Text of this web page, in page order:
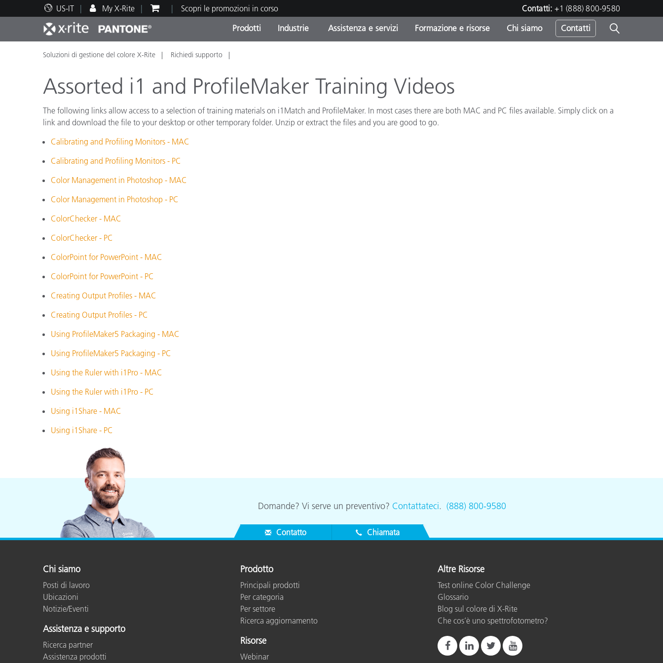
US-IT My X-Rite Scopri le promozioni in corso Contatti: +1 (888) 800-9580
Prodotti
Principali prodotti Categorie di Prodotto
Promozioni in corso
Online Store
Industrie
Stampa e Packaging
Automotive
Plastica
Vernici e Rivestimenti
Prodotti di Consumo
Confezionati
Assistenza e servizi
Supporto tecnico Assistenza e manutenzione
Formazione e risorse
Risorse didattiche Formazione
Le più scaricate
Chi siamo Contatti
Soluzioni di gestione del colore X-Rite Richiedi supporto
Assorted i1 and ProfileMaker Training Videos
The following links allow access to a selection of training materials on i1Match and ProfileMaker. In most cases there are both MAC and PC files available. Simply click on a
link and download the file to your desktop or other temporary folder. Unzip or extract the files and you are good to go.
Calibrating and Profiling Monitors - MAC
Calibrating and Profiling Monitors - PC
Color Management in Photoshop - MAC
Color Management in Photoshop - PC
ColorChecker - MAC
ColorChecker - PC
ColorPoint for PowerPoint - MAC
ColorPoint for PowerPoint - PC
Creating Output Profiles - MAC
Creating Output Profiles - PC
Using ProfileMaker5 Packaging - MAC
Using ProfileMaker5 Packaging - PC
Using the Ruler with i1Pro - MAC
Using the Ruler with i1Pro - PC
Using i1Share - MAC
Using i1Share - PC
Domande? Vi serve un preventivo? Contattateci. (888) 800-9580
Contatto Chiamata
Chi siamo
Posti di lavoro
Ubicazioni
Notizie/Eventi
Assistenza e supporto
Ricerca partner
Assistenza prodotti
Prodotto
Principali prodotti
Per categoria
Per settore
Ricerca aggiornamento
Risorse
Webinar
Altre Risorse
Test online Color Challenge
Glossario
Blog sul colore di X-Rite
Che cos’è uno spettrofotometro?